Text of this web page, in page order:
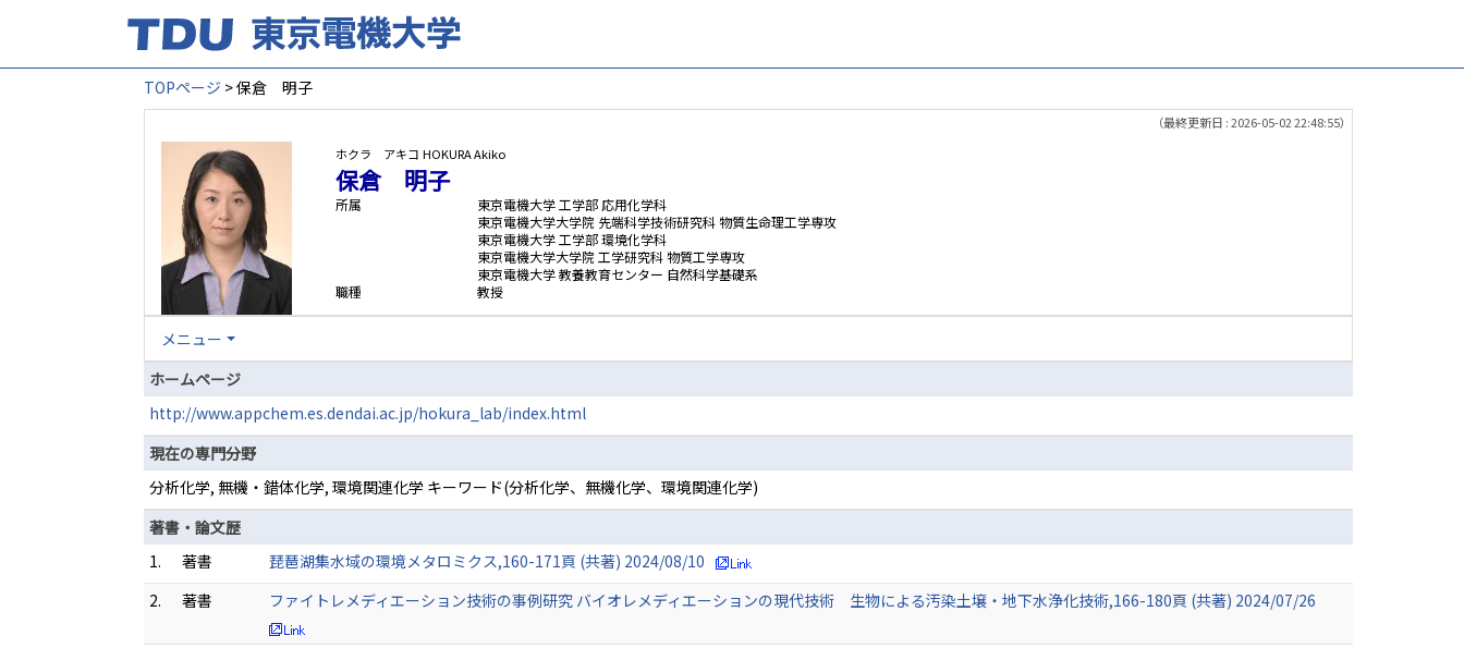
TOPページ > 保倉 明子
（最終更新日 : 2026-05-02 22:48:55）
ホクラ アキコ HOKURA Akiko
保倉 明子
所属
東京電機大学 工学部 応用化学科
東京電機大学大学院 先端科学技術研究科 物質生命理工学専攻
東京電機大学 工学部 環境化学科
東京電機大学大学院 工学研究科 物質工学専攻
東京電機大学 教養教育センター 自然科学基礎系
職種
教授
メニュー
ホームページ
http://www.appchem.es.dendai.ac.jp/hokura_lab/index.html
現在の専門分野
分析化学, 無機・錯体化学, 環境関連化学 キーワード(分析化学、無機化学、環境関連化学)
著書・論文歴
1.
著書
琵琶湖集水域の環境メタロミクス,160-171頁 (共著) 2024/08/10
2.
著書 ファイトレメディエーション技術の事例研究 バイオレメディエーションの現代技術 生物による汚染土壌・地下水浄化技術,166-180頁 (共著) 2024/07/26